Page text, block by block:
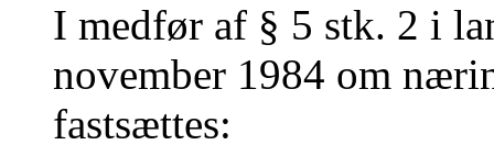
I medfør af § 5 stk. 2 i
november 1984 om
fastsættes: